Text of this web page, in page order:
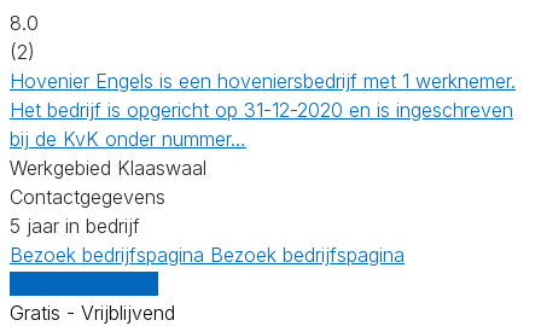
8.0
(2)
Hovenier Engels is een hoveniersbedrijf met 1 werknemer.
Het bedrijf is opgericht op 31-12-2020 en is ingeschreven
bij de KvK onder nummer…
Werkgebied Klaaswaal
Contactgegevens
5 jaar in bedrijf
Bezoek bedrijfspagina Bezoek bedrijfspagina
Gratis - Vrijblijvend